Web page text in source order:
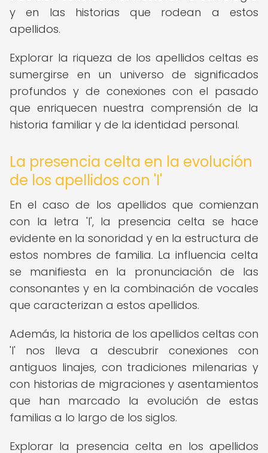
y en las historias que rodean a estos
apellidos.
Explorar la riqueza de los apellidos celtas es
sumergirse en un universo de significados
profundos y de conexiones con el pasado
que enriquecen nuestra comprensión de la
historia familiar y de la identidad personal.
La presencia celta en la evolución
de los apellidos con 'I'
En el caso de los apellidos que comienzan
con la letra 'I', la presencia celta se hace
evidente en la sonoridad y en la estructura de
estos nombres de familia. La influencia celta
se manifiesta en la pronunciación de las
consonantes y en la combinación de vocales
que caracterizan a estos apellidos.
Además, la historia de los apellidos celtas con
'I' nos lleva a descubrir conexiones con
antiguos linajes, con tradiciones milenarias y
con historias de migraciones y asentamientos
que han marcado la evolución de estas
familias a lo largo de los siglos.
Explorar la presencia celta en los apellidos